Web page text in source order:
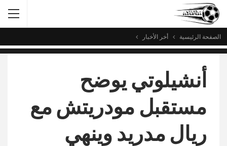
الصفحة الرئيسية أخر الأخبار
أنشيلوتي يوضح
مستقبل مودريتش مع
ريال مدريد وينهي